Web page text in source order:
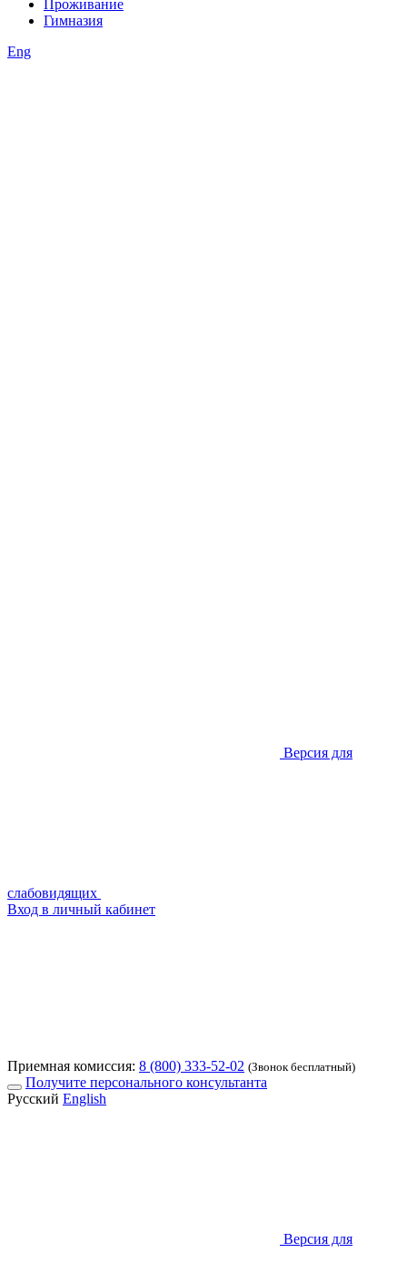
Проживание
Гимназия
Eng
Версия для
слабовидящих
Вход в личный кабинет
Приемная комиссия: 8 (800) 333-52-02 (Звонок бесплатный)
Получите персонального консультанта
Русский English
Версия для